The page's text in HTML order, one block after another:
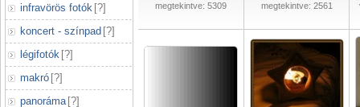
infravörös fotók [?]
koncert - színpad [?]
légifotók [?]
makró [?]
panoráma [?]
megtekintve: 5309
megtekintve: 2561